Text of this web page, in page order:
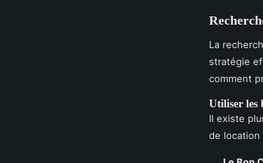
La
stratégie
comment
Utiliser les
Il existe
de location